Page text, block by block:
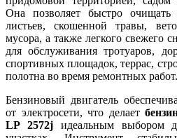
Она позволяет быстро
листьев, скошенной травы,
мусора, а также легкого свежего
для обслуживания тротуаров,
спортивных площадок, террас,
полотна во время ремонтных работ.
Бензиновый двигатель
от электросети, что делает
LP 2572jидеальным выбором